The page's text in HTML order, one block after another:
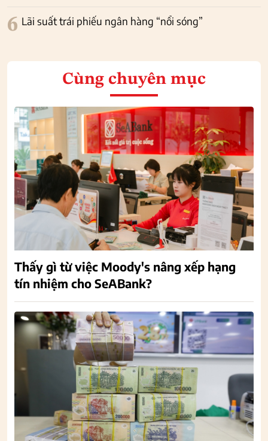
6 Lãi suất trái phiếu ngân hàng “nổi sóng”
Cùng chuyên mục
Thấy gì từ việc Moody's nâng xếp hạng
tín nhiệm cho SeABank?